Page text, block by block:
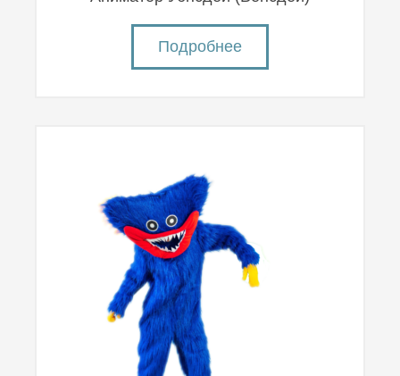
Подробнее